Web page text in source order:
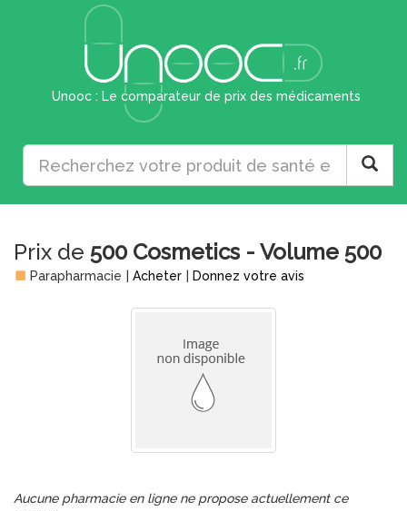
Unooc : Le comparateur de prix des médicaments
Prix de 500 Cosmetics - Volume 500
Parapharmacie Acheter Donnez votre avis
Aucune pharmacie en ligne ne propose actuellement ce